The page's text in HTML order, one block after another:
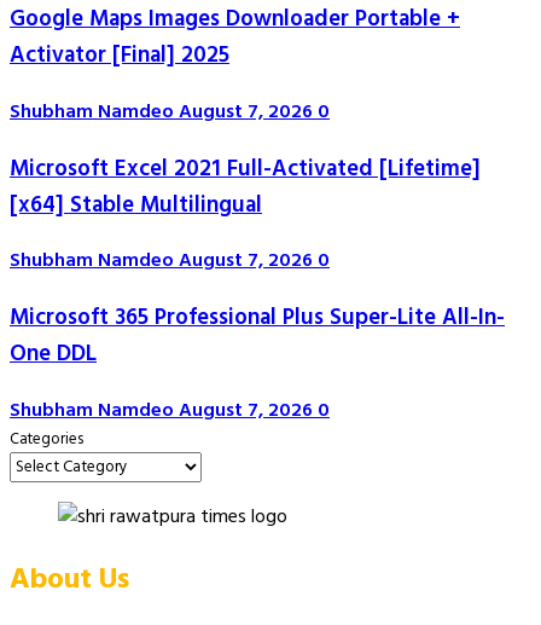
Google Maps Images Downloader Portable +
Activator [Final] 2025
Shubham NamdeoAugust 7, 20260
Microsoft Excel 2021 Full-Activated [Lifetime]
[x64] Stable Multilingual
Shubham NamdeoAugust 7, 20260
Microsoft 365 Professional Plus Super-Lite All-In-
One DDL
Shubham NamdeoAugust 7, 20260
Categories
About Us